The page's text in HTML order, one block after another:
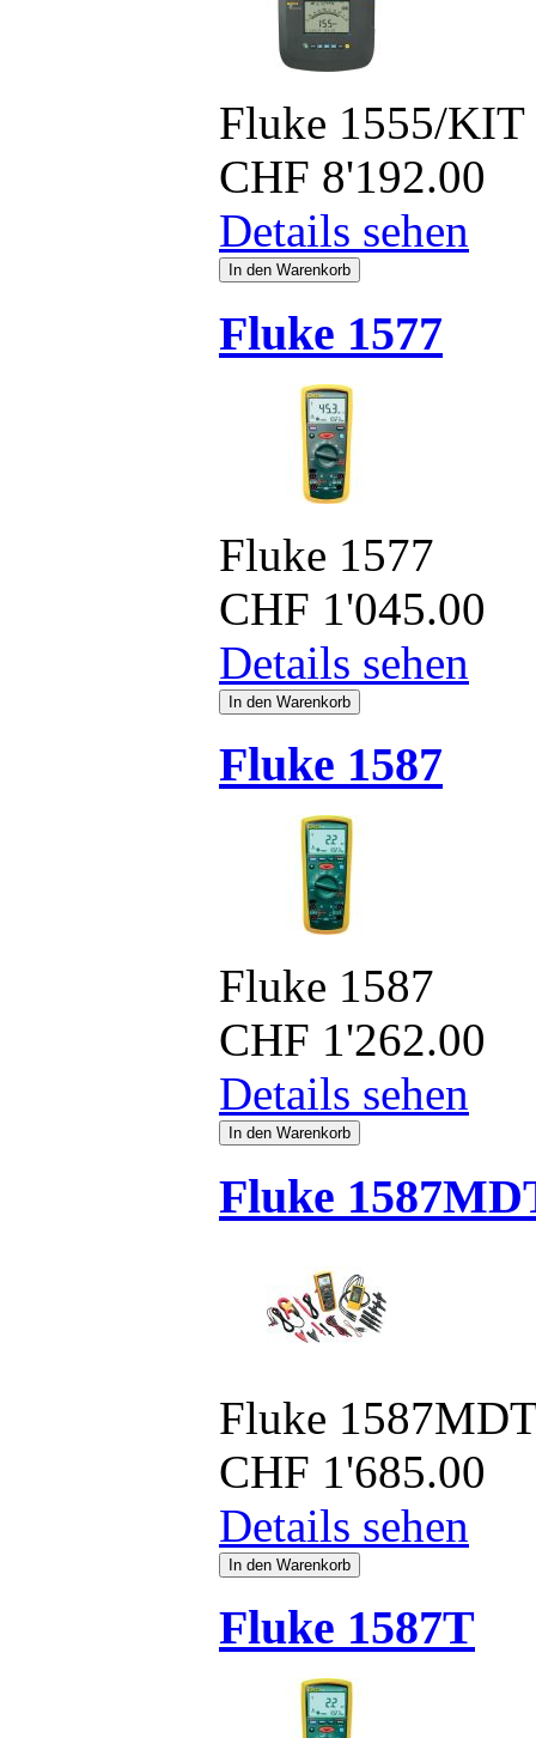
Fluke 1555/KIT
CHF 8'192.00
Details sehen
Fluke 1577
Fluke 1577
CHF 1'045.00
Details sehen
Fluke 1587
Fluke 1587
CHF 1'262.00
Details sehen
Fluke
Fluke
CHF 1'685.00
Details sehen
Fluke 1587T